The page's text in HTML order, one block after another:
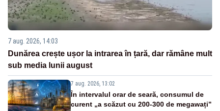
7 aug. 2026, 14:03
Dunărea crește ușor la intrarea în țară, dar rămâne mult
sub media lunii august
7 aug. 2026, 13:02
În intervalul orar de seară, consumul de
curent „a scăzut cu 200-300 de megawați”